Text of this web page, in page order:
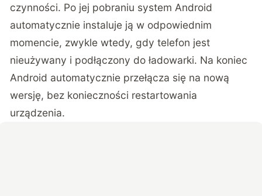
czynności. Po jej pobraniu system Android
automatycznie instaluje ją w odpowiednim
momencie, zwykle wtedy, gdy telefon jest
nieużywany i podłączony do ładowarki. Na koniec
Android automatycznie przełącza się na nową
wersję, bez konieczności restartowania
urządzenia.